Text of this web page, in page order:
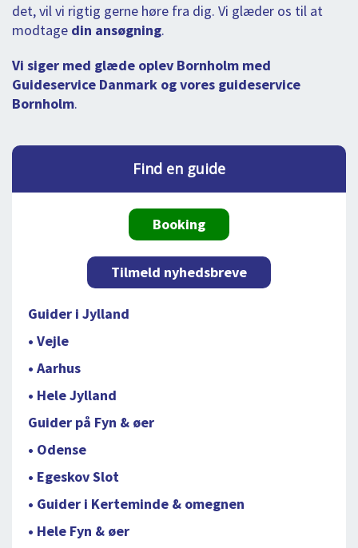
det, vil vi rigtig gerne høre fra dig. Vi glæder os til at
modtage din ansøgning.
Vi siger med glæde oplev Bornholm med
Guideservice Danmark og vores guideservice
Bornholm.
Find en guide
Booking
Tilmeld nyhedsbreve
Guider i Jylland
• Vejle
• Aarhus
• Hele Jylland
Guider på Fyn & øer
• Odense
• Egeskov Slot
• Guider i Kerteminde & omegnen
• Hele Fyn & øer